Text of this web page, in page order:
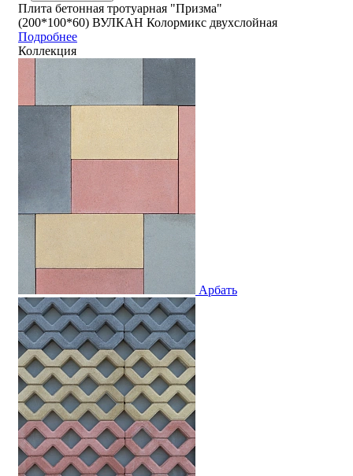
Плита бетонная тротуарная "Призма"
(200*100*60) ВУЛКАН Колормикс двухслойная
Подробнее
Коллекция
Арбать